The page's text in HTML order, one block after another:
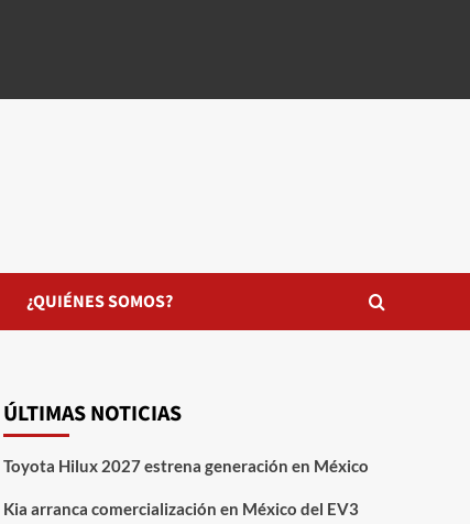
¿QUIÉNES SOMOS?
ÚLTIMAS NOTICIAS
Toyota Hilux 2027 estrena generación en México
Kia arranca comercialización en México del EV3